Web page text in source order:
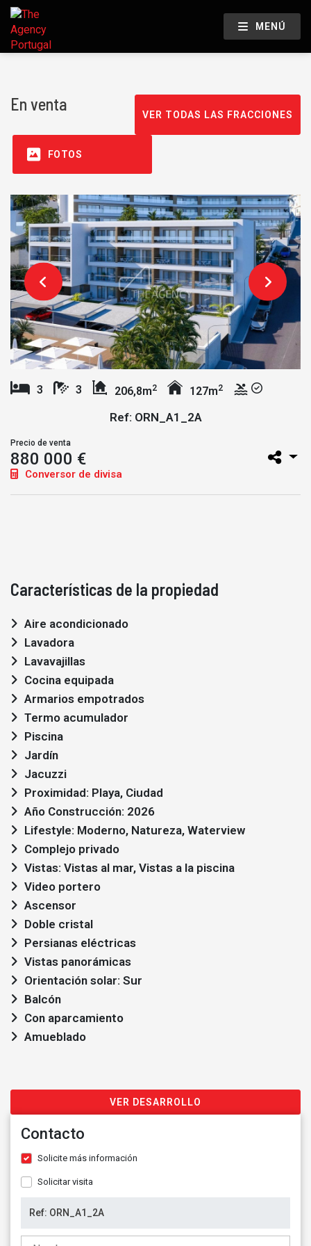
MENÚ
En venta
VER TODAS LAS FRACCIONES
FOTOS
3 3 206,8m2 127m2
Ref: ORN_A1_2A
Precio de venta
880 000 €
Conversor de divisa
Características de la propiedad
Aire acondicionado
Lavadora
Lavavajillas
Cocina equipada
Armarios empotrados
Termo acumulador
Piscina
Jardín
Jacuzzi
Proximidad: Playa, Ciudad
Año Construcción: 2026
Lifestyle: Moderno, Natureza, Waterview
Complejo privado
Vistas: Vistas al mar, Vistas a la piscina
Video portero
Ascensor
Doble cristal
Persianas eléctricas
Vistas panorámicas
Orientación solar: Sur
Balcón
Con aparcamiento
Amueblado
VER DESARROLLO
Contacto
Solicite más información
Solicitar visita